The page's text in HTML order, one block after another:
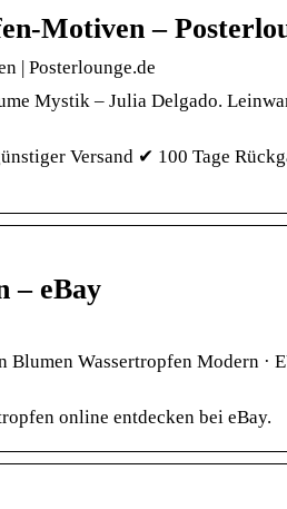
Motiven –
| Posterlounge.de
Mystik – Julia Delgado.
Versand ✔ 100 Tage
– eBay
Wassertropfen Modern ·
online entdecken bei eBay.